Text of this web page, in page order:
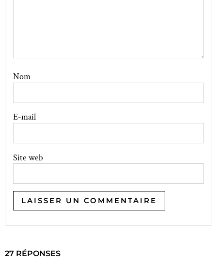
Nom
E-mail
Site web
27 RÉPONSES